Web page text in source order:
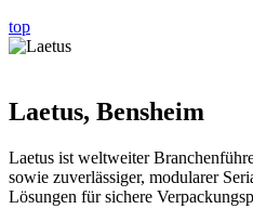
top
Laetus, Bensheim
Laetus ist weltweiter
sowie zuverlässiger, modu­larer
Lösungen für sichere